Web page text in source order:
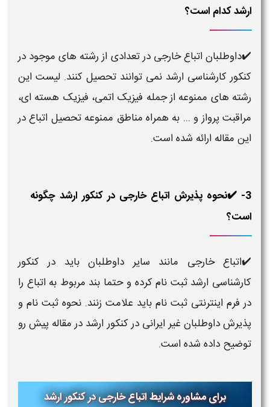
ارشد کدام است؟
✔️داوطلبان اتباع خارجی در تعدادی از رشته های موجود در
کنکور کارشناسی ارشد نمی توانند تحصیل کنند. لیست این
رشته های ممنوعه از جمله فیزیک اتمی، فیزیک هسته ای،
مراقبت پرواز و ... به همراه مناطق ممنوعه تحصیل اتباع در
این مقاله ارائه شده است.
3- ✔️نحوه پذیرش اتباع خارجی در کنکور ارشد چگونه
است؟
✔️اتباع خارجی مانند سایر داوطلبان باید در کنکور
کارشناسی ارشد ثبت نام کرده و حتما بند مربوط به اتباع را
در فرم اینترنتی ثبت نام باید علامت زنند. نحوه ثبت نام و
پذیرش داوطلبان غیر ایرانی در کنکور ارشد در مقاله پیش رو
توضیح داده شده است.
برای مشاوره شرایط اتباع خارجی در کنکور ارشد